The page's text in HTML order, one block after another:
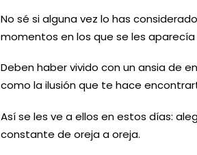
No sé si alguna vez lo has
momentos en los que se les aparecía
Deben haber vivido con un ansia de
como la ilusión que te hace
Así se les ve a ellos en estos días:
constante de oreja a oreja.